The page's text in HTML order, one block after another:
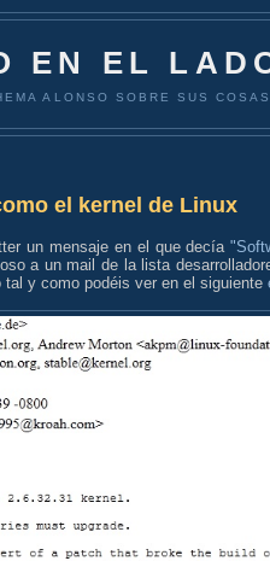
EN EL
ALONSO SOBRE SUS COSAS.
el kernel de Linux
un mensaje en el que decía
a un mail de la lista
y como podéis ver en el siguiente